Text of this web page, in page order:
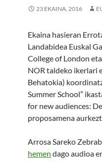
23 EKAINA, 2016
Ekaina hasieran
Landabidea Euskal
College of London
NOR taldeko ikerlari
Behatokia)
Summer School”
for new audiences:
proposamena
Arrosa Sareko
hemen dago audioa